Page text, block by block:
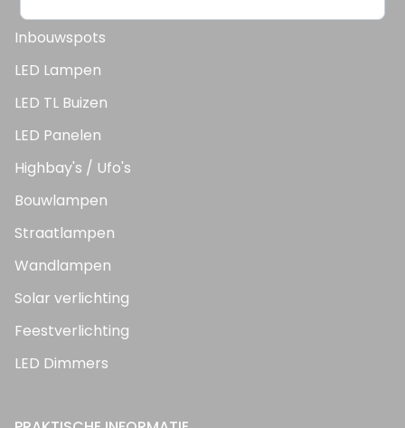
Inbouwspots
LED Lampen
LED TL Buizen
LED Panelen
Highbay's / Ufo's
Bouwlampen
Straatlampen
Wandlampen
Solar verlichting
Feestverlichting
LED Dimmers